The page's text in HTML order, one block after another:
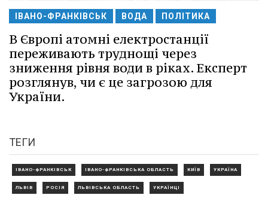
ІВАНО-ФРАНКІВСЬК ВОДА ПОЛІТИКА
В Європі атомні електростанції
переживають труднощі через
зниження рівня води в ріках. Експерт
розглянув, чи є це загрозою для
України.
ТЕГИ
ІВАНО-ФРАНКІВСЬК ІВАНО-ФРАНКІВСЬКА ОБЛАСТЬ КИЇВ УКРАЇНА
ЛЬВІВ РОСІЯ ЛЬВІВСЬКА ОБЛАСТЬ УКРАЇНЦІ